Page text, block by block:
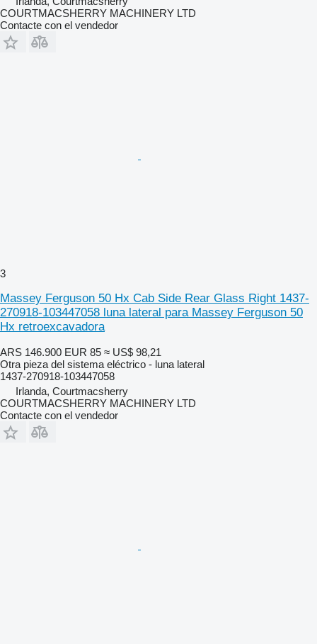
COURTMACSHERRY MACHINERY LTD
Contacte con el vendedor
3
Massey Ferguson 50 Hx Cab Side Rear Glass Right 1437-
270918-103447058 luna lateral para Massey Ferguson 50
Hx retroexcavadora
ARS 146.900 EUR 85 ≈ US$ 98,21
Otra pieza del sistema eléctrico - luna lateral
1437-270918-103447058
Irlanda, Courtmacsherry
COURTMACSHERRY MACHINERY LTD
Contacte con el vendedor